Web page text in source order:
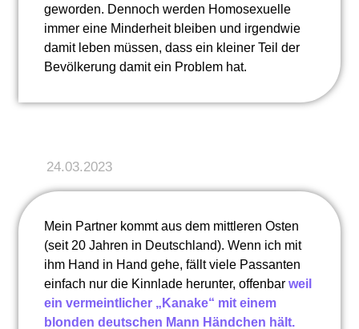
geworden. Dennoch werden Homosexuelle
immer eine Minderheit bleiben und irgendwie
damit leben müssen, dass ein kleiner Teil der
Bevölkerung damit ein Problem hat.
24.03.2023
Mein Partner kommt aus dem mittleren Osten
(seit 20 Jahren in Deutschland). Wenn ich mit
ihm Hand in Hand gehe, fällt viele Passanten
einfach nur die Kinnlade herunter, offenbar weil
ein vermeintlicher „Kanake“ mit einem
blonden deutschen Mann Händchen hält.